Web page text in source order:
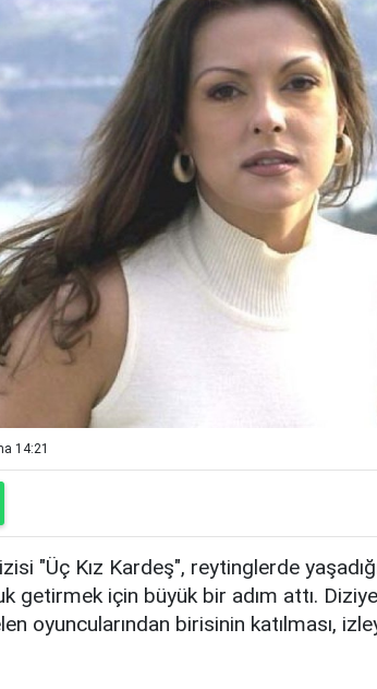
14:21
"Üç Kız Kardeş", reytinglerde
getirmek için büyük bir adım attı.
oyuncularından birisinin katılması,